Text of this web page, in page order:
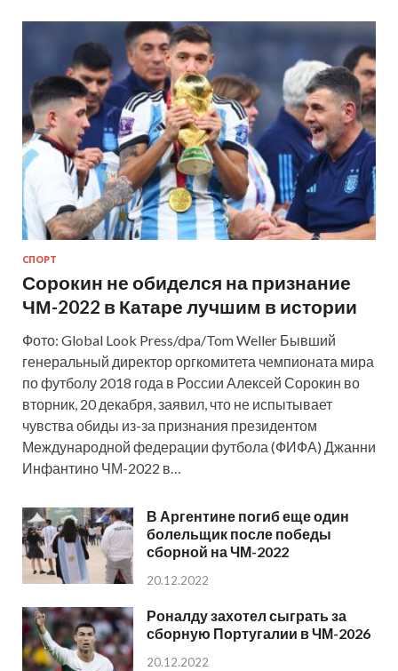
СПОРТ
Сорокин не обиделся на признание
ЧМ-2022 в Катаре лучшим в истории
Фото: Global Look Press/dpa/Tom Weller Бывший
генеральный директор оргкомитета чемпионата мира
по футболу 2018 года в России Алексей Сорокин во
вторник, 20 декабря, заявил, что не испытывает
чувства обиды из-за признания президентом
Международной федерации футбола (ФИФА) Джанни
Инфантино ЧМ-2022 в…
В Аргентине погиб еще один
болельщик после победы
сборной на ЧМ-2022
20.12.2022
Роналду захотел сыграть за
сборную Португалии в ЧМ-2026
20.12.2022